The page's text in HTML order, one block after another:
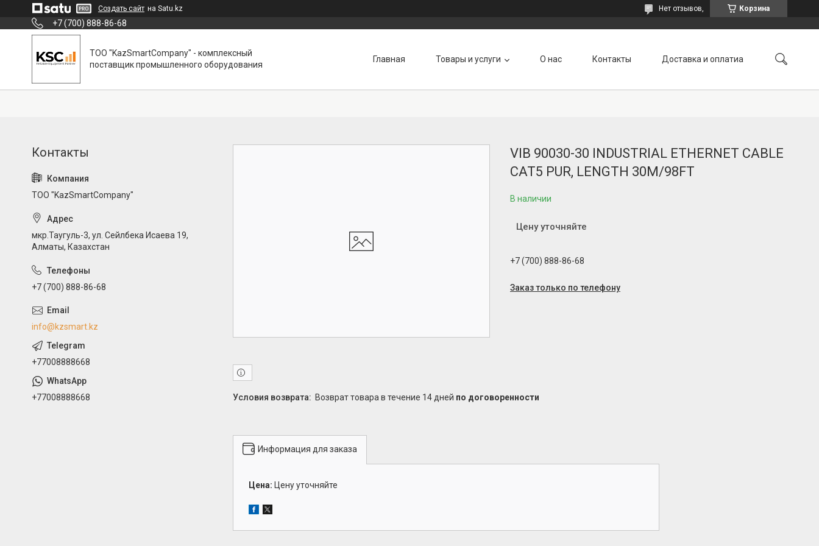
Создать сайт на Satu.kz Корзина
Нет отзывов,
+7 (700) 888-86-68
ТОО "KazSmartCompany" - комплексный
поставщик промышленного оборудования
Главная Товары и услуги О нас Контакты Доставка и оплатиа
VIB 90030-30 INDUSTRIAL ETHERNET CABLE
CAT5 PUR, LENGTH 30M/98FT
В наличии
Цену уточняйте
+7 (700) 888-86-68
Заказ только по телефону
возврат товара в течение 14 дней по договоренности
Информация для заказа
Цена: Цену уточняйте
ТОО "KazSmartCompany"
мкр.Таугуль-3, ул. Сейлбека Исаева 19,
Алматы, Казахстан
+7 (700) 888-86-68
info@kzsmart.kz
+77008888668
+77008888668